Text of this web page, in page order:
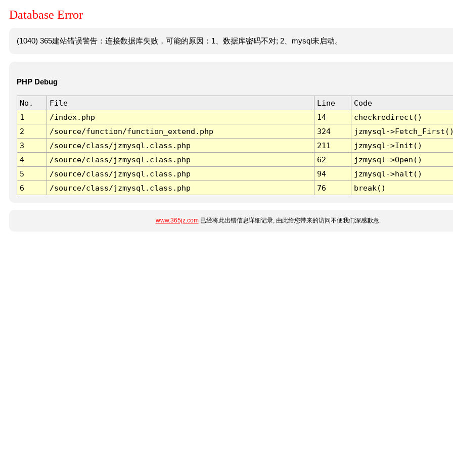
Database Error
(1040) 365建站错误警告：连接数据库失败，可能的原因：1、数据库密码不对; 2、mysql未启动。
PHP Debug
No. File Line
Code
1
/index.php 14
checkredirect()
2
/source/function/function_extend.php 324
jzmysql-
3
/source/class/jzmysql.class.php 211
jzmysql->Init()
4
/source/class/jzmysql.class.php 62
jzmysql->Open()
5
/source/class/jzmysql.class.php 94
jzmysql->halt()
6
/source/class/jzmysql.class.php 76 break()
www.365jz.com已经将此出错信息详细记录, 由此给您带来的访问不便我们深感歉意.